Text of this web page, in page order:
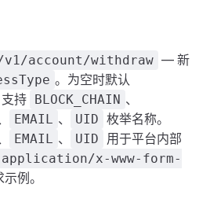
v1/account/withdraw — 新
。为空时默认
支持 BLOCK_CHAIN 、
EMAIL 、 UID 枚举名称。
EMAIL 、 UID
用于平台内部
application/x-www-form-
例。